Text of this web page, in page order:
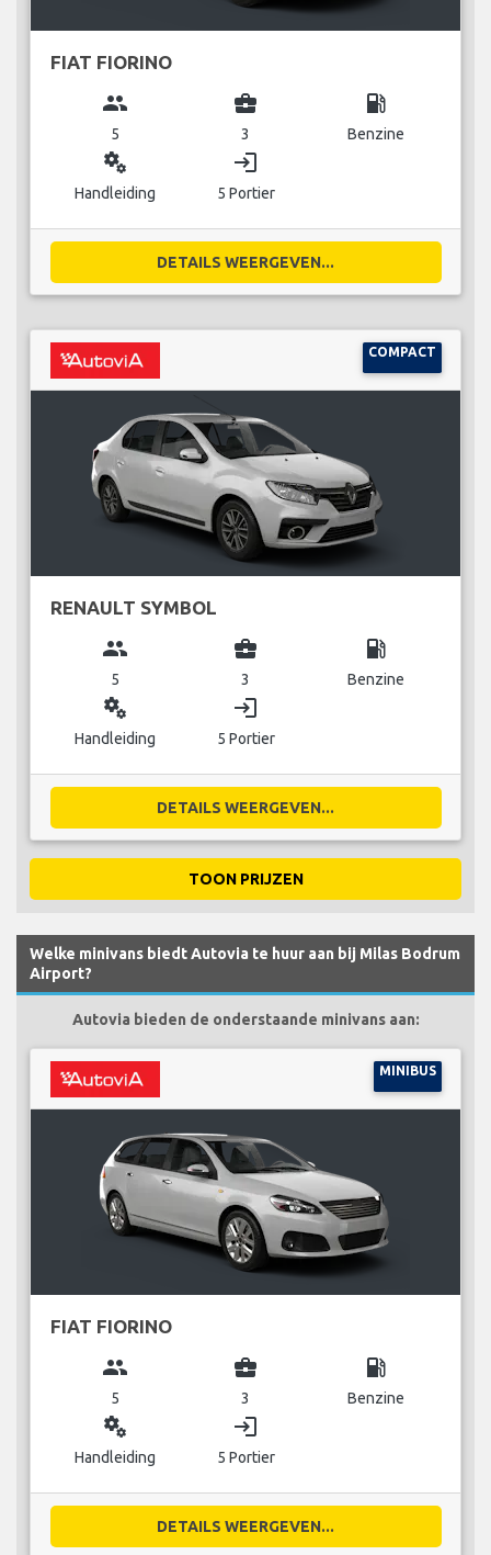
FIAT FIORINO
group
5
business_center
3
local_gas_station
Benzine
miscellaneous_services
Handleiding
login
5 Portier
DETAILS WEERGEVEN...
COMPACT
RENAULT SYMBOL
group
5
business_center
3
local_gas_station
Benzine
miscellaneous_services
Handleiding
login
5 Portier
DETAILS WEERGEVEN...
TOON PRIJZEN
Welke minivans biedt Autovia te huur aan bij Milas Bodrum
Airport?
Autovia bieden de onderstaande minivans aan:
MINIBUS
FIAT FIORINO
group
5
business_center
3
local_gas_station
Benzine
miscellaneous_services
Handleiding
login
5 Portier
DETAILS WEERGEVEN...